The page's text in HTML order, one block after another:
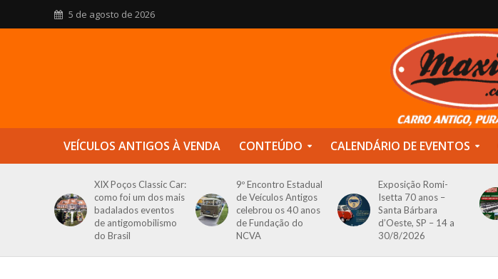
5 de agosto de 2026
VEÍCULOS ANTIGOS À VENDA CONTEÚDO CALENDÁRIO DE EVENTOS
XIX Poços Classic Car:
como foi um dos mais
badalados eventos
de antigomobilismo
do Brasil
9º Encontro Estadual
de Veículos Antigos
celebrou os 40 anos
de Fundação do
NCVA
Exposição Romi-
Isetta 70 anos –
Santa Bárbara
d’Oeste, SP – 14 a
30/8/2026